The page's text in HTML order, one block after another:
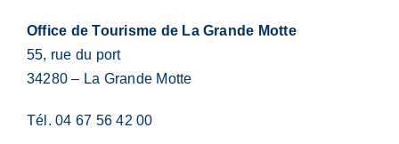
Office de Tourisme de La Grande Motte
55, rue du port
34280 – La Grande Motte
Tél. 04 67 56 42 00